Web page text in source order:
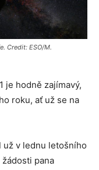
Credit: ESO/M.
je hodně zajímavý,
roku, ať už se na
už v lednu letošního
pana